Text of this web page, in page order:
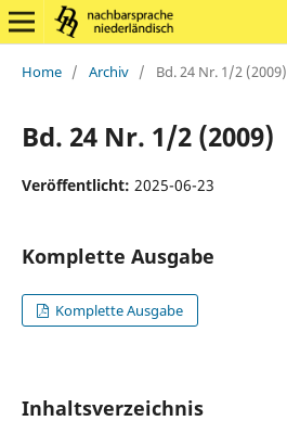
Home / Archiv / Bd. 24 Nr. 1/2 (2009)
Bd. 24 Nr. 1/2 (2009)
Veröffentlicht: 2025-06-23
Komplette Ausgabe
Komplette Ausgabe
Inhaltsverzeichnis